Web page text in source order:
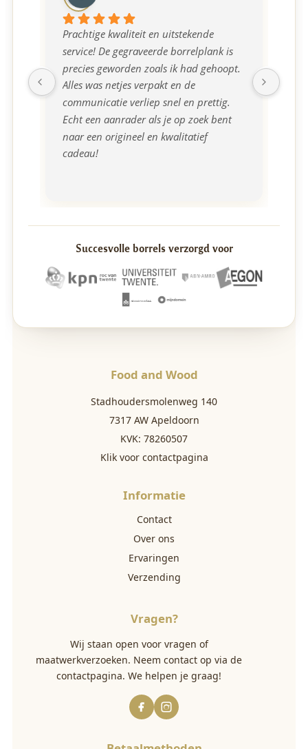
Prachtige kwaliteit en uitstekende
service! De gegraveerde borrelplank is
precies geworden zoals ik had gehoopt.
Alles was netjes verpakt en de
communicatie verliep snel en prettig.
Echt een aanrader als je op zoek bent
naar een origineel en kwalitatief
cadeau!
Succesvolle borrels verzorgd voor
Food and Wood
Stadhoudersmolenweg 140
7317 AW Apeldoorn
KVK: 78260507
Klik voor contactpagina
Informatie
Contact
Over ons
Ervaringen
Verzending
Vragen?
Wij staan open voor vragen of
maatwerkverzoeken. Neem contact op via de
contactpagina. We helpen je graag!